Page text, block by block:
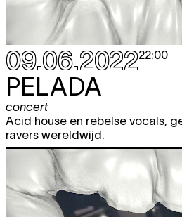
09.06.202222:00
PELADA
concert
Acid house en rebelse vocals,
ravers wereldwijd.